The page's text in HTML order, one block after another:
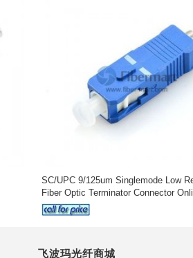
SC/UPC 9/125um Singlemode Low
Fiber Optic Terminator Connector
飞波玛光纤商城